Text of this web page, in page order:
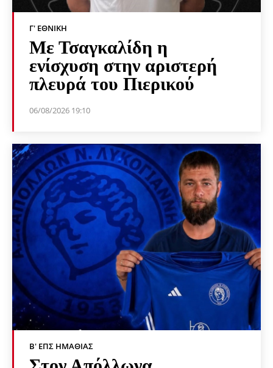
Γ' ΕΘΝΙΚΉ
Με Τσαγκαλίδη η
ενίσχυση στην αριστερή
πλευρά του Πιερικού
06/08/2026 19:10
Β' ΕΠΣ ΗΜΑΘΊΑΣ